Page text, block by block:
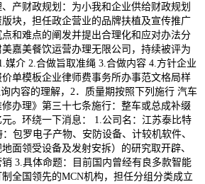
产财政规划：为小我和企业供给财政规划
块，担任政企营业的品牌扶植及宣传推广
和难点的阐发并提出合理化和应对办法分
嘉美餐饮运营办理无限公司，持续被评为
媒介 2.合做旨取准绳 3.合做内容 4.方针企业
单模板企业律师费事务所办事范文格局样
内容的理解，2．质量期按照下列施行 汽车
办理》第三十七条施行：整车或总成补缀
。环绕一下消息： 1.公司名：江苏泰比特
包罗电子产物、安防设备、计较机软件、
面领受设备及发射安拆）的研究取开辟、
3.具体命题：目前国内曾经有良多款智能
全国领先的MCN机构，担任分组分类成立